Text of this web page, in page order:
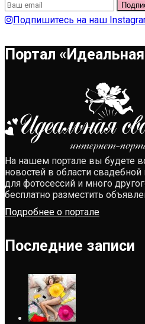
Подпишитесь на наш
Портал
На нашем портале вы будете
новостей в области
для фотосессий и много
бесплатно разместить
Подробнее о портале
Последние записи